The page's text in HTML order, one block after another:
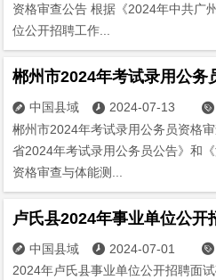
资格审查公告 根据《2024年中共广
位公开招聘工作...
郴州市2024年考试录用公务
 中国县域  2024-07-13 
郴州市2024年考试录用公务员资格
省2024年考试录用公务员公告》和
资格审查与体能测...
 中国县域  2024-07-01 
2024年卢氏县事业单位公开招聘面